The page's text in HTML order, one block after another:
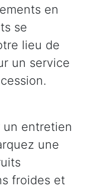
en
se
lieu de
un service
un entretien
une
froides et